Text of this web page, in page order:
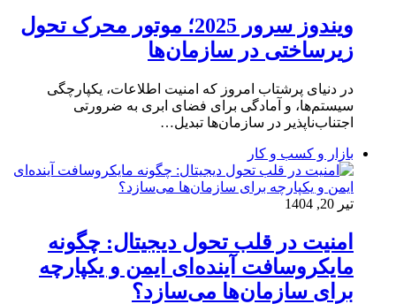
ویندوز سرور 2025؛ موتور محرک تحول
زیرساختی در سازمان‌ها
در دنیای پرشتاب امروز که امنیت اطلاعات، یکپارچگی
سیستم‌ها، و آمادگی برای فضای ابری به ضرورتی
اجتناب‌ناپذیر در سازمان‌ها تبدیل…
بازار و کسب و کار
تیر 20, 1404
امنیت در قلب تحول دیجیتال: چگونه
مایکروسافت آینده‌ای ایمن و یکپارچه
برای سازمان‌ها می‌سازد؟